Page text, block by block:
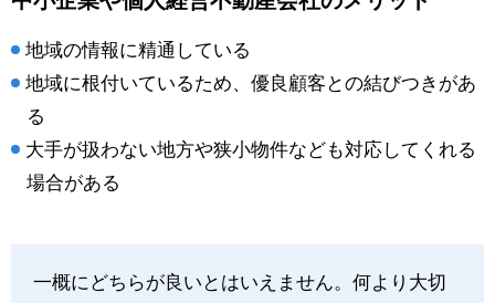
地域の情報に精通している
地域に根付いているため、優良顧客との結びつきがあ
る
大手が扱わない地方や狭小物件なども対応してくれる
場合がある
一概にどちらが良いとはいえません。何より大切